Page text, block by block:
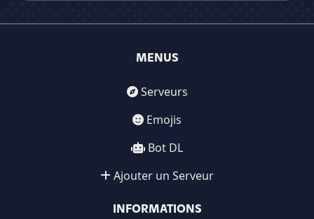
MENUS
Serveurs
Emojis
Bot DL
Ajouter un Serveur
INFORMATIONS